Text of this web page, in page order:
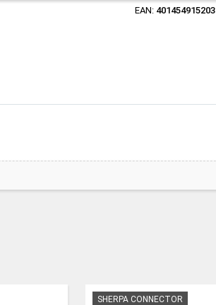
EAN:
SHERPA CONNECTOR